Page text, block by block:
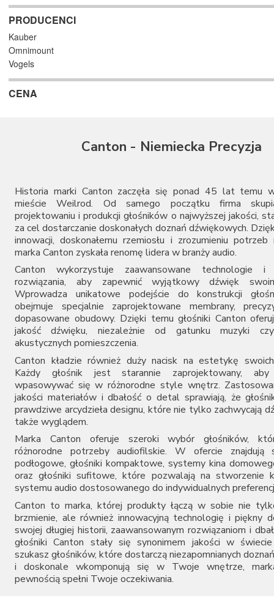
PRODUCENCI
Kauber
Omnimount
Vogels
CENA
Canton - Niemiecka Precyzja
Historia marki Canton zaczęła się ponad 45 lat temu
mieście Weilrod. Od samego początku firma
projektowaniu i produkcji głośników o najwyższej jakości,
za cel dostarczanie doskonałych doznań dźwiękowych.
innowacji, doskonałemu rzemiosłu i zrozumieniu potrzeb
marka Canton zyskała renomę lidera w branży audio.
Canton wykorzystuje zaawansowane technologie i
rozwiązania, aby zapewnić wyjątkowy dźwięk
Wprowadza unikatowe podejście do konstrukcji
obejmuje specjalnie zaprojektowane membrany,
dopasowane obudowy. Dzięki temu głośniki Canton
jakość dźwięku, niezależnie od gatunku muzyki
akustycznych pomieszczenia.
Canton kładzie również duży nacisk na estetykę
Każdy głośnik jest starannie zaprojektowany, aby
wpasowywać się w różnorodne style wnętrz.
jakości materiałów i dbałość o detal sprawiają, że
prawdziwe arcydzieła designu, które nie tylko zachwycają
także wyglądem.
Marka Canton oferuje szeroki wybór głośników,
różnorodne potrzeby audiofilskie. W ofercie znajdują
podłogowe, głośniki kompaktowe, systemy kina
oraz głośniki sufitowe, które pozwalają na stworzenie
systemu audio dostosowanego do indywidualnych
Canton to marka, której produkty łączą w sobie nie
brzmienie, ale również innowacyjną technologię i piękny
swojej długiej historii, zaawansowanym rozwiązaniom i
głośniki Canton stały się synonimem jakości w
szukasz głośników, które dostarczą niezapomnianych
i doskonale wkomponują się w Twoje wnętrze,
pewnością spełni Twoje oczekiwania.